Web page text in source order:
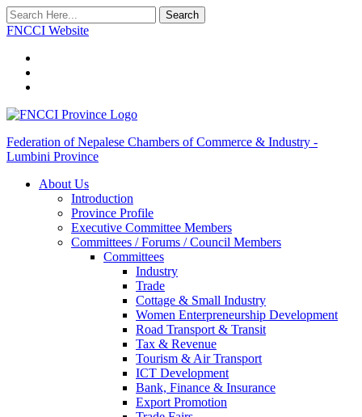
Search
FNCCI Website
Federation of Nepalese Chambers of Commerce & Industry -
Lumbini Province
About Us
Introduction
Province Profile
Executive Committee Members
Committees / Forums / Council Members
Committees
Industry
Trade
Cottage & Small Industry
Women Enterpreneurship Development
Road Transport & Transit
Tax & Revenue
Tourism & Air Transport
ICT Development
Bank, Finance & Insurance
Export Promotion